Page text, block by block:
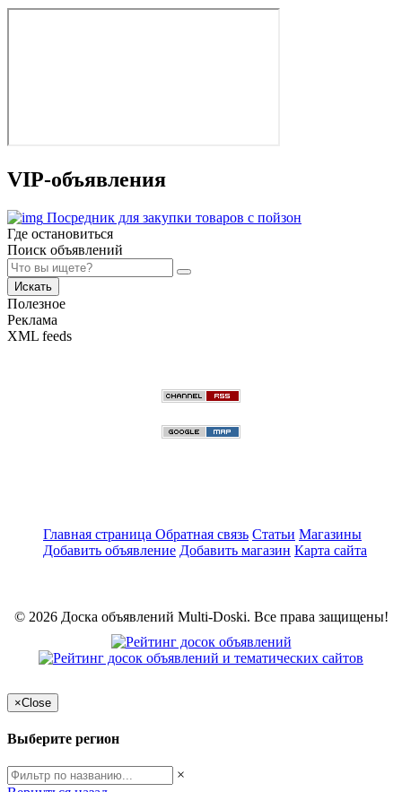
VIP-объявления
Посредник для закупки товаров с пойзон
Где остановиться
Поиск объявлений
Искать
Полезное
Реклама
XML feeds
Главная страница Обратная связь Статьи Магазины
Добавить объявление Добавить магазин Карта сайта
© 2026 Доска объявлений Multi-Doski. Все права защищены!
×Close
Выберите регион
×